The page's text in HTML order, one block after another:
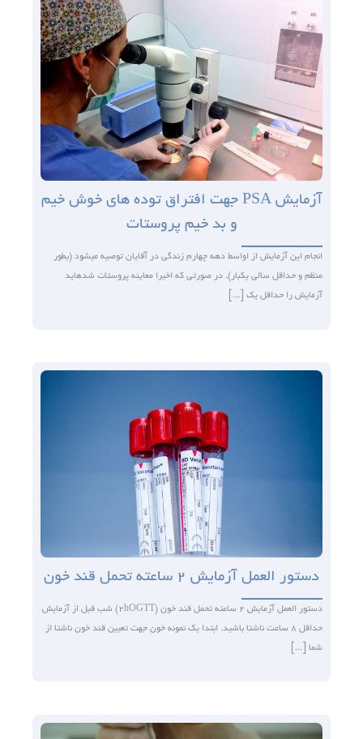
آزمایش PSA جهت افتراق توده ­های خوش خیم
و بد خیم پروستات
انجام این آزمایش از اواسط دهه چهارم زندگی در آقایان توصیه می­شود (بطور
منظم و حداقل سالی یکبار). در صورتی که اخیرا معاینه پروستات شده­اید
آزمایش را حداقل یک [...]
دستور العمل آزمایش ۲ ساعته تحمل قند خون
دستور العمل آزمایش ۲ ساعته تحمل قند خون (۲hOGTT) شب قبل از آزمایش
حداقل ۸ ساعت ناشتا باشید. ابتدا یک نمونه خون جهت تعیین قند خون ناشتا از
شما [...]